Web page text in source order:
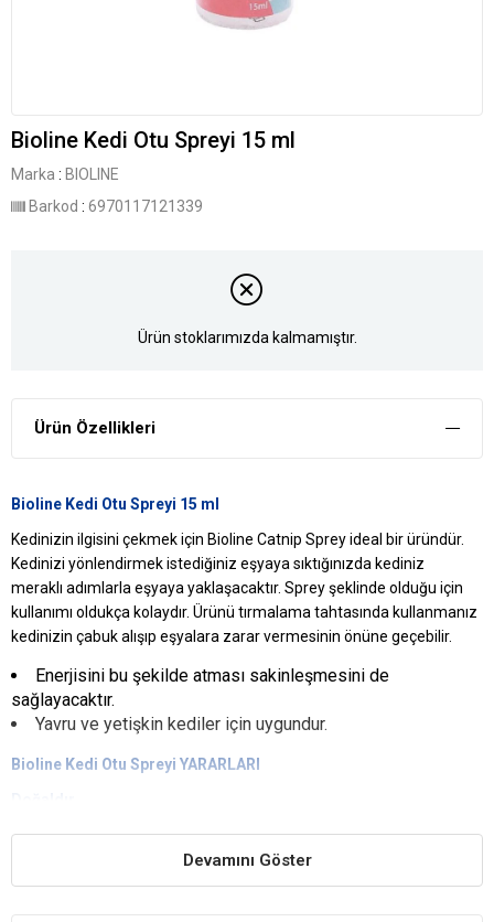
Bioline Kedi Otu Spreyi 15 ml
Marka : BIOLINE
Barkod : 6970117121339
Ürün stoklarımızda kalmamıştır.
Ürün Özellikleri
Bioline Kedi Otu Spreyi 15 ml
Kedinizin ilgisini çekmek için Bioline Catnip Sprey ideal bir üründür.
Kedinizi yönlendirmek istediğiniz eşyaya sıktığınızda kediniz
meraklı adımlarla eşyaya yaklaşacaktır. Sprey şeklinde olduğu için
kullanımı oldukça kolaydır. Ürünü tırmalama tahtasında kullanmanız
kedinizin çabuk alışıp eşyalara zarar vermesinin önüne geçebilir.
Enerjisini bu şekilde atması sakinleşmesini de
sağlayacaktır.
Yavru ve yetişkin kediler için uygundur.
Bioline Kedi Otu Spreyi YARARLARI
Bioline Catnip %100 doğal bir üründür ve tamamen zararsızdır.
Devamını Göster